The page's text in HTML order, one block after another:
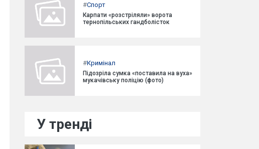
#Спорт
Карпати «розстріляли» ворота
тернопільських гандболісток
#Кримінал
Підозріла сумка «поставила на вуха»
мукачівську поліцію (фото)
У тренді